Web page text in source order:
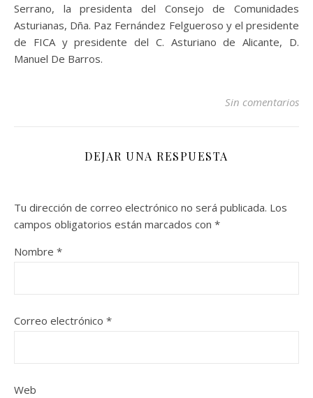
Serrano, la presidenta del Consejo de Comunidades
Asturianas, Dña. Paz Fernández Felgueroso y el presidente
de FICA y presidente del C. Asturiano de Alicante, D.
Manuel De Barros.
Sin comentarios
DEJAR UNA RESPUESTA
Tu dirección de correo electrónico no será publicada. Los
campos obligatorios están marcados con *
Nombre *
Correo electrónico *
Web